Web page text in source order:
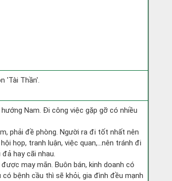
'Tài Thần'.
Nam. Đi công việc gặp gỡ có nhiều
phải đề phòng. Người ra đi tốt nhất nên
họp, tranh luận, việc quan,…nên tránh đi
hay cãi nhau.
may mắn. Buôn bán, kinh doanh có
bệnh cầu thì sẽ khỏi, gia đình đều mạnh